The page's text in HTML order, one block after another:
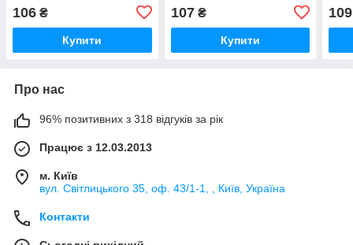
106 ₴
Купити
107₴
Купити
109
Про нас
96% позитивних з 318 відгуків за рік
Працює з 12.03.2013
м. Київ
вул. Світлицького 35, оф. 43/1-1, , Київ, Україна
Контакти